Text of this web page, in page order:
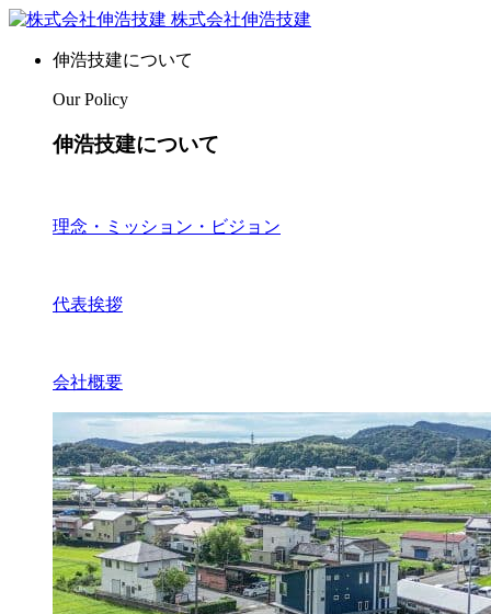
株式会社伸浩技建
伸浩技建について
Our Policy
伸浩技建について
理念・ミッション・ビジョン
代表挨拶
会社概要